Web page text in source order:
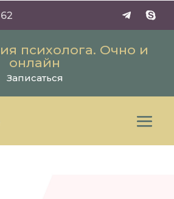
психолога. Очно и
онлайн
Записаться